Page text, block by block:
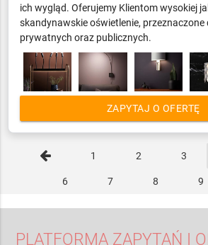
ich wygląd. Oferujemy Klientom wysokiej
skandynawskie oświetlenie, przeznaczone
prywatnych oraz publicznych.
ZAPYTAJ O OFERTĘ
1 2 3
6 7 8 9
PLATFORMA ZAPYTAŃ I